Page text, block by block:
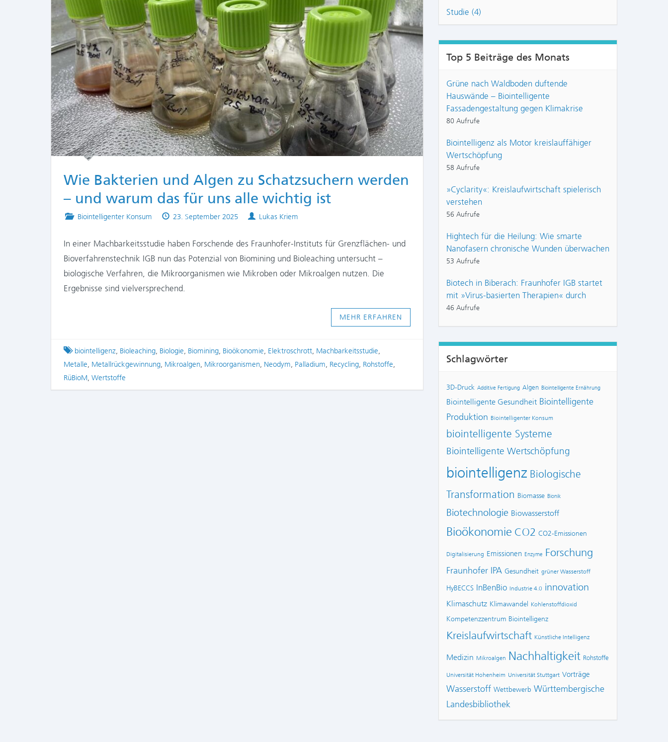
Wie Bakterien und Algen zu Schatzsuchern werden
– und warum das für uns alle wichtig ist
Posted
Biointelligenter Konsum
Published
23. September 2025 Authors
Lukas Kriem
In einer Machbarkeitsstudie haben Forschende des Fraunhofer-Instituts für Grenzflächen- und
Bioverfahrenstechnik IGB nun das Potenzial von Biomining und Bioleaching untersucht –
biologische Verfahren, die Mikroorganismen wie Mikroben oder Mikroalgen nutzen. Die
Ergebnisse sind vielversprechend.
MEHR ERFAHREN
Tagged
biointelligenz, Bioleaching, Biologie, Biomining, Bioökonomie, Elektroschrott, Machbarkeitsstudie,
Metalle, Metallrückgewinnung, Mikroalgen, Mikroorganismen, Neodym, Palladium, Recycling, Rohstoffe,
RüBioM, Wertstoffe
Studie (4)
Top 5 Beiträge des Monats
Grüne nach Waldboden duftende
Hauswände – Biointelligente
Fassadengestaltung gegen Klimakrise
80 Aufrufe
Biointelligenz als Motor kreislauffähiger
Wertschöpfung
58 Aufrufe
»Cyclarity«: Kreislaufwirtschaft spielerisch
verstehen
56 Aufrufe
Hightech für die Heilung: Wie smarte
Nanofasern chronische Wunden überwachen
53 Aufrufe
Biotech in Biberach: Fraunhofer IGB startet
mit »Virus-basierten Therapien« durch
46 Aufrufe
Schlagwörter
3D-Druck Additive Fertigung Algen Biointelligente Ernährung
Biointelligente Gesundheit Biointelligente
Produktion Biointelligenter Konsum
biointelligente Systeme
Biointelligente Wertschöpfung
biointelligenz Biologische
Transformation Biomasse Bionik
Biotechnologie Biowasserstoff
Bioökonomie CO2 CO2-Emissionen
Digitalisierung Emissionen Enzyme Forschung
Fraunhofer IPA Gesundheit grüner Wasserstoff
HyBECCS InBenBio Industrie 4.0 innovation
Klimaschutz Klimawandel Kohlenstoffdioxid
Kompetenzzentrum Biointelligenz
Kreislaufwirtschaft Künstliche Intelligenz
Medizin Mikroalgen Nachhaltigkeit Rohstoffe
Universität Hohenheim Universität Stuttgart Vorträge
Wasserstoff Wettbewerb Württembergische
Landesbibliothek